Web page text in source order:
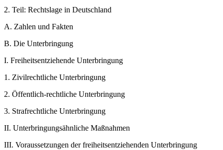
2. Teil: Rechtslage in Deutschland
A. Zahlen und Fakten
B. Die Unterbringung
I. Freiheitsentziehende Unterbringung
1. Zivilrechtliche Unterbringung
2. Öffentlich-rechtliche Unterbringung
3. Strafrechtliche Unterbringung
II. Unterbringungsähnliche Maßnahmen
III. Voraussetzungen der freiheitsentziehenden Unterbringung